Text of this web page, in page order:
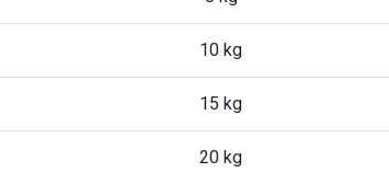
10 kg
15 kg
20 kg